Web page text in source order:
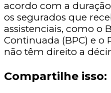
acordo com a
os segurados que
assistenciais, como o
Continuada (BPC) e o
não têm direito a
Compartilhe isso: